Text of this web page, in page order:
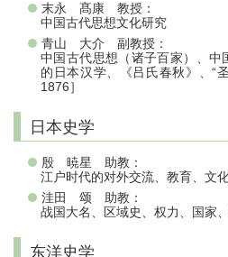
末永 髙康 教授：
中国古代思想文化研究
青山 大介 副教授：
中国古代思想（诸子百家）、中
的日本汉学、《吕氏春秋》、“
1876］
日本史学
殷 暁星 助教：
江户时代的对外交流、教育、文
洼田 颂 助教：
战国大名、区域史、权力、国家
东洋史学